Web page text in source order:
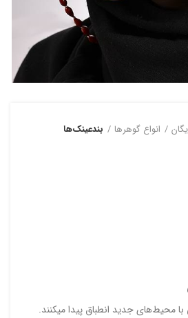
انواع گوهرها بندعینک‌ها
محیط‌های جدید انطباق پیدا میکنند.